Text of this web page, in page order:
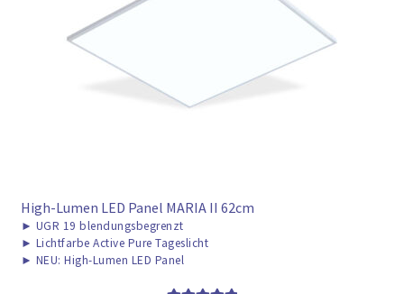
High-Lumen LED Panel MARIA II 62cm
► UGR 19 blendungsbegrenzt
► Lichtfarbe Active Pure Tageslicht
► NEU: High-Lumen LED Panel